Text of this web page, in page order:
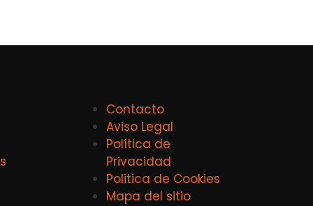
Contacto
Aviso Legal
Política de
Privacidad
Politica de Cookies
Mapa del sitio